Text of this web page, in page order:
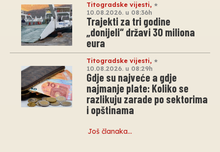
Titogradske vijesti,
10.08.2026. u 08:36h
Trajekti za tri godine
„donijeli“ državi 30 miliona
eura
Titogradske vijesti,
10.08.2026. u 08:29h
Gdje su najveće a gdje
najmanje plate: Koliko se
razlikuju zarade po sektorima
i opštinama
Još članaka…